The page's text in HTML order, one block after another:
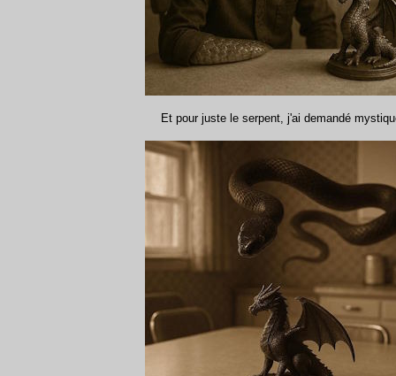
Et pour juste le serpent, j'ai demandé